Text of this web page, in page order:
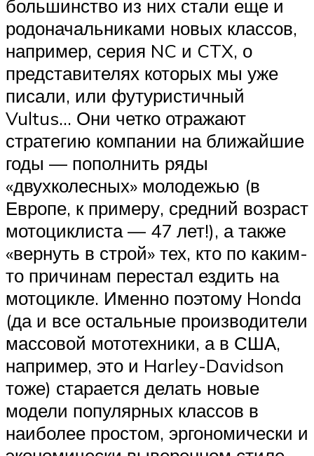
большинство из них стали еще и
родоначальниками новых классов,
например, серия NC и CTX, о
представителях которых мы уже
писали, или футуристичный
Vultus… Они четко отражают
стратегию компании на ближайшие
годы — пополнить ряды
«двухколесных» молодежью (в
Европе, к примеру, средний возраст
мотоциклиста — 47 лет!), а также
«вернуть в строй» тех, кто по каким-
то причинам перестал ездить на
мотоцикле. Именно поэтому Honda
(да и все остальные производители
массовой мототехники, а в США,
например, это и Harley-Davidson
тоже) старается делать новые
модели популярных классов в
наиболее простом, эргономически и